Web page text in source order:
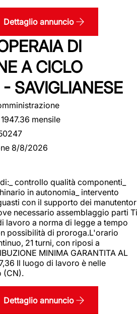
Dettaglio annuncio
DI
A CICLO
SAVIGLIANESE
1947.36 mensile
8/8/2026
controllo qualità componenti_
in autonomia_ intervento
con il supporto dei
necessario assemblaggio parti Ti
lavoro a norma di legge a tempo
possibilità di proroga.L'orario
21 turni, con riposi a
MINIMA GARANTITA AL
Il luogo di lavoro è nelle
(CN).
Dettaglio annuncio